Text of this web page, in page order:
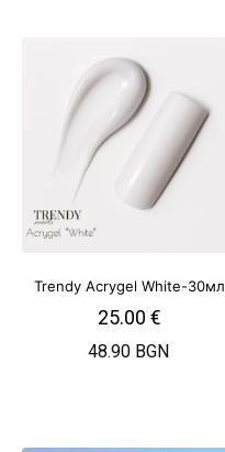
Trendy Acrygel White-30мл
25.00 €
48.90 BGN